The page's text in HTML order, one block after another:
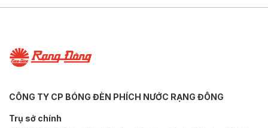
CÔNG TY CP BÓNG ĐÈN PHÍCH NƯỚC RẠNG ĐÔNG
Trụ sở chính